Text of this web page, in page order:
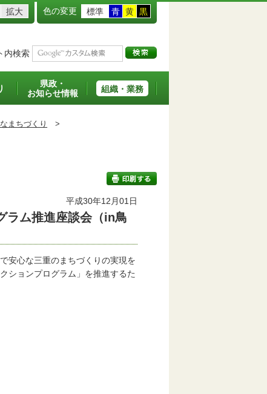
拡大 色の変更 標準 青 黄 黒
内検索
県政・
お知らせ情報
組織・業務
まちづくり
>
平成30年12月01日
ラム推進座談会（in鳥
安心な三重のまちづくりの実現を
ションプログラム」を推進するた